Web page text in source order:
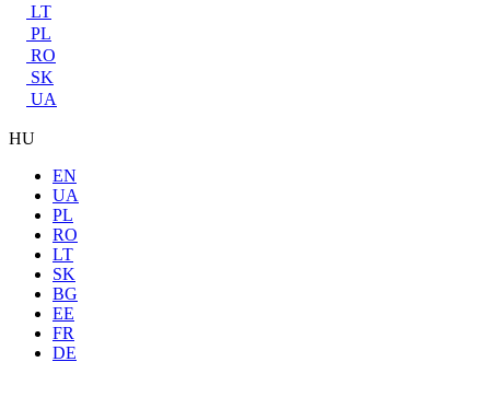
LT
PL
RO
SK
UA
HU
EN
UA
PL
RO
LT
SK
BG
EE
FR
DE